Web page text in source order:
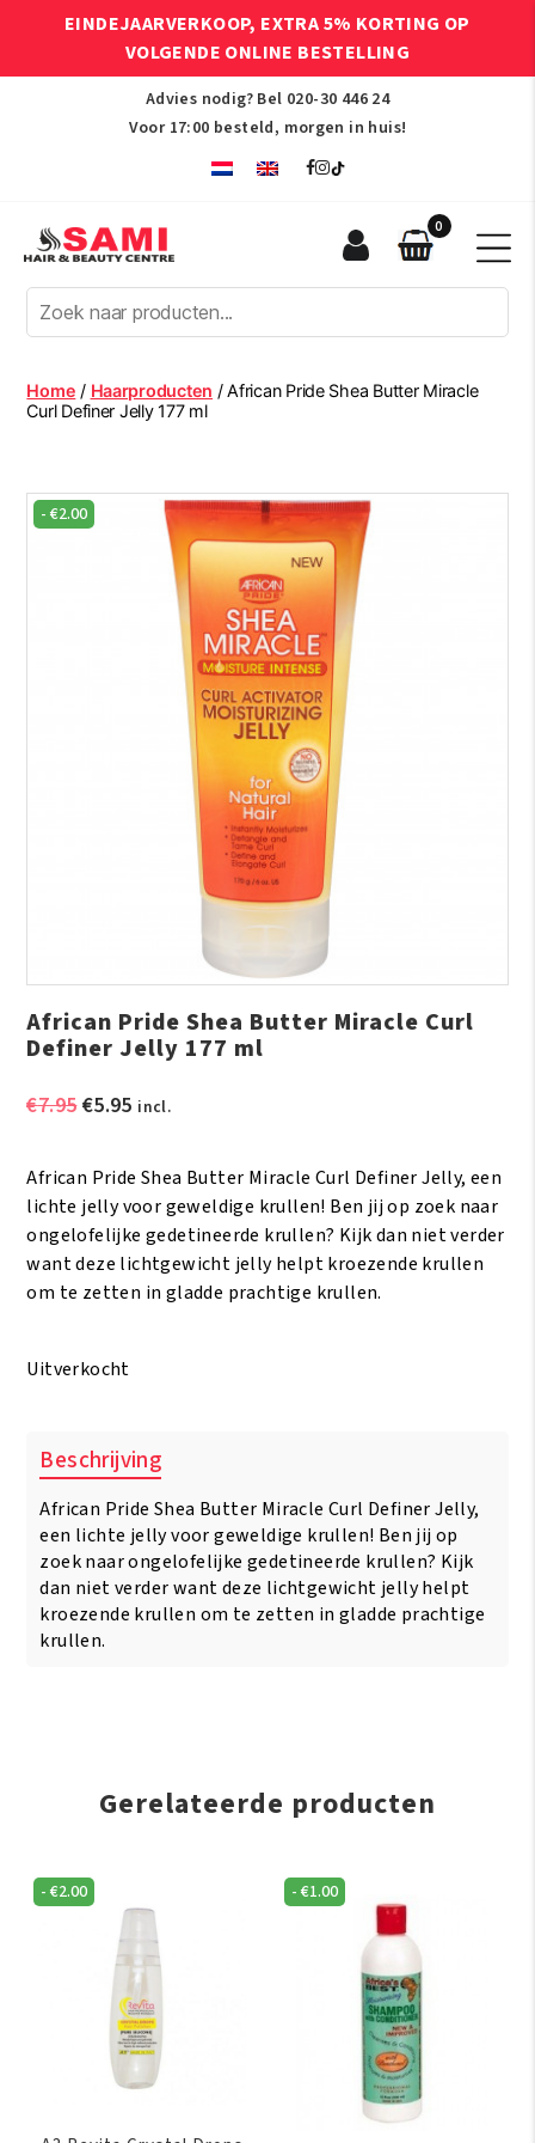
EINDEJAARVERKOOP, EXTRA 5% KORTING OP
VOLGENDE ONLINE BESTELLING
Advies nodig? Bel 020-30 446 24
Voor 17:00 besteld, morgen in huis!
Afro
Hair
Beauty
Centre
0
Home / Haarproducten / African Pride Shea Butter Miracle
Curl Definer Jelly 177 ml
-€2.00
African Pride Shea Butter Miracle Curl
Definer Jelly 177 ml
€7.95Oorspronkelijke
€7.95.
€5.95Huidige
€5.95.
incl.
African Pride Shea Butter Miracle Curl Definer Jelly, een
lichte jelly voor geweldige krullen! Ben jij op zoek naar
ongelofelijke gedetineerde krullen? Kijk dan niet verder
want deze lichtgewicht jelly helpt kroezende krullen
om te zetten in gladde prachtige krullen.
Uitverkocht
Beschrijving
African Pride Shea Butter Miracle Curl Definer Jelly,
een lichte jelly voor geweldige krullen! Ben jij op
zoek naar ongelofelijke gedetineerde krullen? Kijk
dan niet verder want deze lichtgewicht jelly helpt
kroezende krullen om te zetten in gladde prachtige
krullen.
Gerelateerde producten
-€2.00 -€1.00